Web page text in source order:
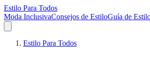
Estilo Para Todos
Moda InclusivaConsejos de EstiloGuía de
Estilo Para Todos